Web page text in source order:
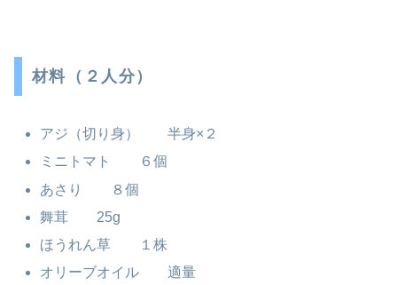
材料（２人分）
アジ（切り身） 半身×２
ミニトマト ６個
あさり ８個
舞茸 25g
ほうれん草 １株
オリーブオイル 適量